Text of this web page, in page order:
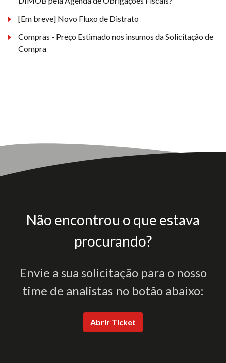
[Em breve] Novo Fluxo de Distrato
Compras - Preço Estimado nos insumos da Solicitação de
Compra
Não encontrou o que estava
procurando?
Envie a sua solicitação para o nosso
time de analistas no botão abaixo:
Abrir Ticket